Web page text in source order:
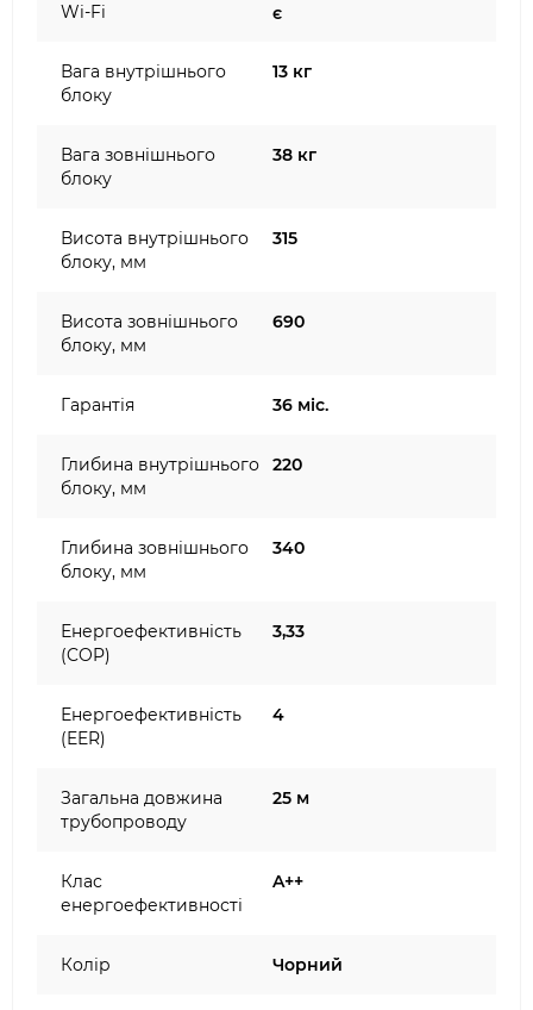
Wi-Fi є
Вага внутрішнього
блоку
13 кг
Вага зовнішнього
блоку
38 кг
Висота внутрішнього
блоку, мм
315
Висота зовнішнього
блоку, мм
690
Гарантія 36 міс.
Глибина внутрішнього
блоку, мм
220
Глибина зовнішнього
блоку, мм
340
Енергоефективність
(COP)
3,33
Енергоефективність
(EER)
4
Загальна довжина
трубопроводу
25 м
Клас
енергоефективності
A++
Колір Чорний